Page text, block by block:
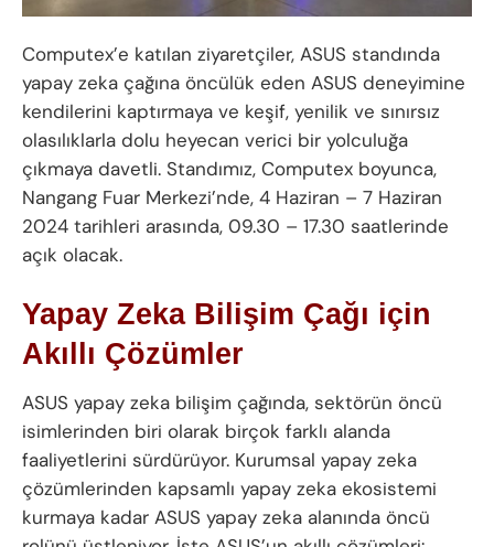
Computex’e katılan ziyaretçiler, ASUS standında
yapay zeka çağına öncülük eden ASUS deneyimine
kendilerini kaptırmaya ve keşif, yenilik ve sınırsız
olasılıklarla dolu heyecan verici bir yolculuğa
çıkmaya davetli. Standımız, Computex boyunca,
Nangang Fuar Merkezi’nde, 4 Haziran – 7 Haziran
2024 tarihleri arasında, 09.30 – 17.30 saatlerinde
açık olacak.
Yapay Zeka Bilişim Çağı için
Akıllı Çözümler
ASUS yapay zeka bilişim çağında, sektörün öncü
isimlerinden biri olarak birçok farklı alanda
faaliyetlerini sürdürüyor. Kurumsal yapay zeka
çözümlerinden kapsamlı yapay zeka ekosistemi
kurmaya kadar ASUS yapay zeka alanında öncü